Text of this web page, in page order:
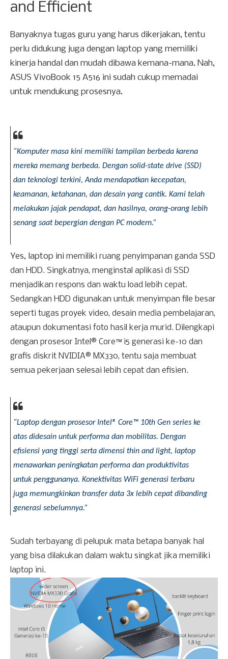
and Efficient
Banyaknya tugas guru yang harus dikerjakan, tentu
perlu didukung juga dengan laptop yang memiliki
kinerja handal dan mudah dibawa kemana-mana. Nah,
ASUS VivoBook 15 A516 ini sudah cukup memadai
untuk mendukung prosesnya.
“Komputer masa kini memiliki tampilan berbeda karena
mereka memang berbeda. Dengan solid-state drive (SSD)
dan teknologi terkini, Anda mendapatkan kecepatan,
keamanan, ketahanan, dan desain yang cantik. Kami telah
melakukan jajak pendapat, dan hasilnya, orang-orang lebih
senang saat bepergian dengan PC modern.”
Yes, laptop ini memiliki ruang penyimpanan ganda SSD
dan HDD. Singkatnya, menginstal aplikasi di SSD
menjadikan respons dan waktu load lebih cepat.
Sedangkan HDD digunakan untuk menyimpan file besar
seperti tugas proyek video, desain media pembelajaran,
ataupun dokumentasi foto hasil kerja murid. Dilengkapi
dengan prosesor Intel® Core™ i5 generasi ke-10 dan
grafis diskrit NVIDIA® MX330, tentu saja membuat
semua pekerjaan selesai lebih cepat dan efisien.
“Laptop dengan prosesor Intel® Core™ 10th Gen series ke
atas didesain untuk performa dan mobilitas. Dengan
efisiensi yang tinggi serta dimensi thin and light, laptop
menawarkan peningkatan performa dan produktivitas
untuk penggunanya. Konektivitas WiFi generasi terbaru
juga memungkinkan transfer data 3x lebih cepat dibanding
generasi sebelumnya.”
Sudah terbayang di pelupuk mata betapa banyak hal
yang bisa dilakukan dalam waktu singkat jika memiliki
laptop ini.